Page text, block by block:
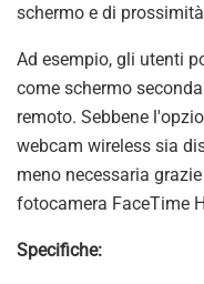
schermo e di
Ad esempio, gli utenti
come schermo
remoto. Sebbene
webcam wireless sia
meno necessaria
fotocamera FaceTime
Specifiche: